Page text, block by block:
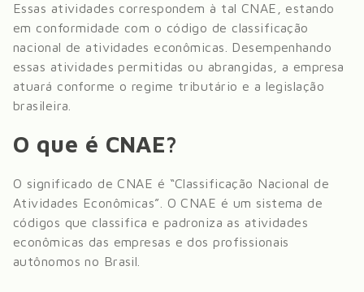
Essas atividades correspondem à tal CNAE, estando
em conformidade com o código de classificação
nacional de atividades econômicas. Desempenhando
essas atividades permitidas ou abrangidas, a empresa
atuará conforme o regime tributário e a legislação
brasileira.
O que é CNAE?
O significado de CNAE é “Classificação Nacional de
Atividades Econômicas”. O CNAE é um sistema de
códigos que classifica e padroniza as atividades
econômicas das empresas e dos profissionais
autônomos no Brasil.